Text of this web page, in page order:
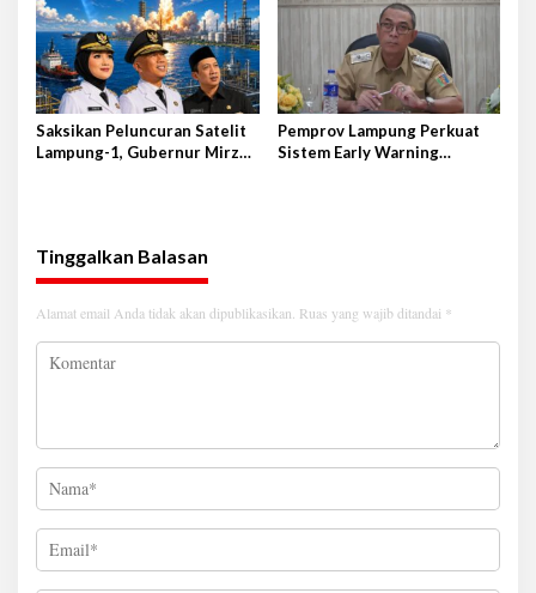
Pramuka Garda P4GN
Saksikan Peluncuran Satelit
Lampung-1, Gubernur Mirza
Pemprov Lampung Perkuat
Sistem Early Warning
Tinggalkan Balasan
Alamat email Anda tidak akan dipublikasikan. Ruas yang wajib ditandai *